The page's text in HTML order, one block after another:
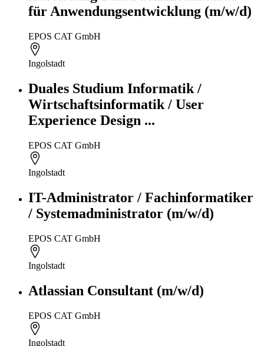
für Anwendungsentwicklung (m/w/d)
EPOS CAT GmbH
Ingolstadt
Duales Studium Informatik /
Wirtschaftsinformatik / User
Experience Design ...
EPOS CAT GmbH
Ingolstadt
IT-Administrator / Fachinformatiker
/ Systemadministrator (m/w/d)
EPOS CAT GmbH
Ingolstadt
Atlassian Consultant (m/w/d)
EPOS CAT GmbH
Ingolstadt